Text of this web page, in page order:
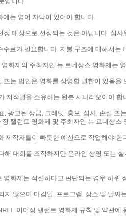
에는 영어 자막이 있어야 합니다.
정 대상으로 선정되는 것은 아닙니다. 심
수료가 필요합니다. 지불 구조에 대해서
화제의 주최자인 뉴 르네상스 영화제는
또는 법인은 영화를 상영할 권한이 있음
저작권을 소유하는 원본 시나리오여야
, 광고된 상금, 크레딧, 홍보, 심사, 손실
징 탤런트 영화제 및 주최자인 뉴 르네상
제작자들이 빠듯한 예산으로 작업해야
해 대회를 조직하지만 온라인 상영 또는
영화제는 적절하다고 판단되는 경우 하
지 않으며 마감일, 프로그램, 장소 및 날
이머징 탤런트 영화제 규칙 및 약관에